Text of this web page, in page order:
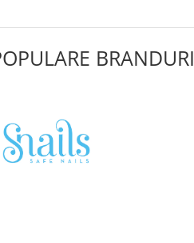
BRANDURI